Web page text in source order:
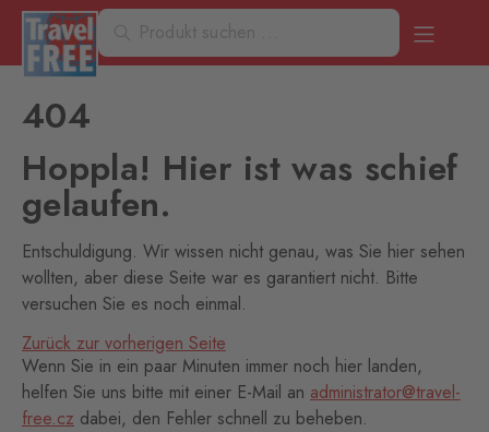
404
Hoppla! Hier ist was schief
gelaufen.
Entschuldigung. Wir wissen nicht genau, was Sie hier sehen
wollten, aber diese Seite war es garantiert nicht. Bitte
versuchen Sie es noch einmal.
Zurück zur vorherigen Seite
Wenn Sie in ein paar Minuten immer noch hier landen,
helfen Sie uns bitte mit einer E-Mail an administrator@travel-
free.cz dabei, den Fehler schnell zu beheben.